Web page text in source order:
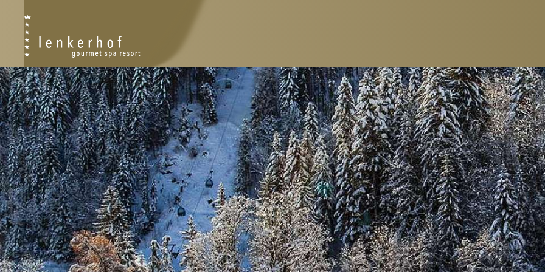
RESORT
PLAN DU RESORT
PHILOSOPHIE
HISTOIRE
DURABILITÉ
AWARDS
CHAMBRES & SUITES
CHAMBRE INDIVIDUELLE
CHAMBRE DOUBLE
JUNIOR SUITES
SUITES
CHAMBRE FAMILIALE
PACKAGES
RESTAURANTS
PETIT-DÉJEUNER
FORFAIT
BAR & LOUNGE
CIGAR LOUNGE
CAVE À VIN
DÉGUSTATION